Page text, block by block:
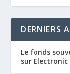
DERNIERS
Le fonds
sur Electronic